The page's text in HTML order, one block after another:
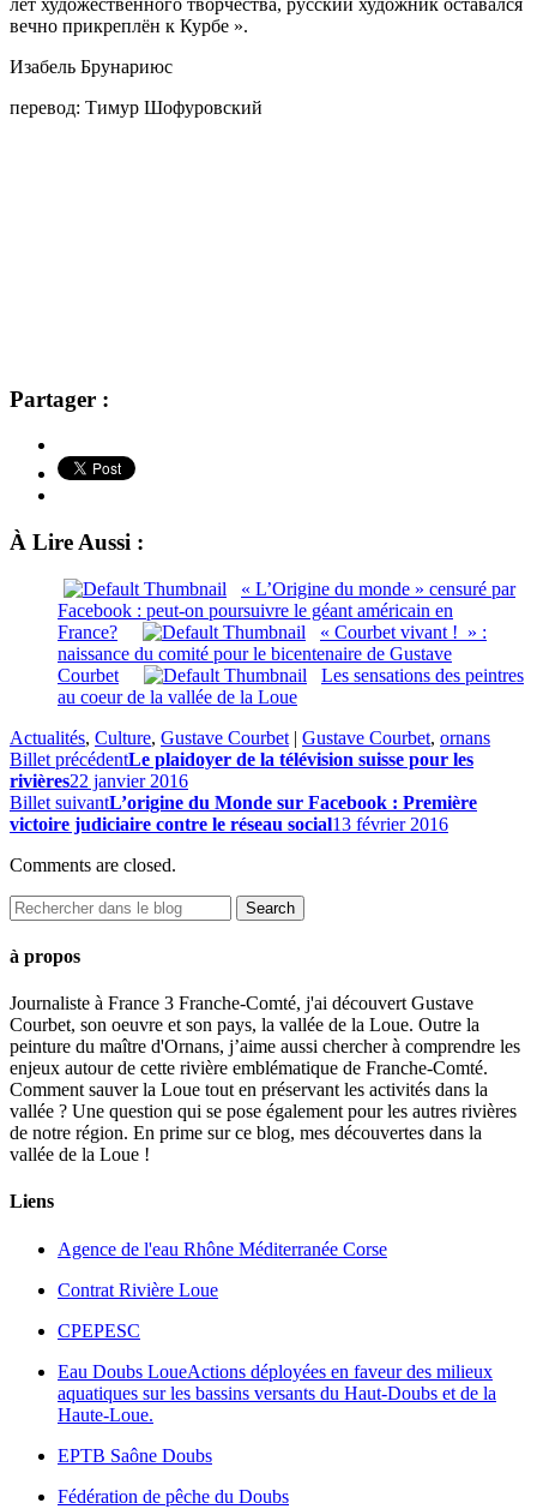
вечно прикреплён к Курбе ».
Изабель Брунариюс
перевод: Тимур Шофуровский
Partager :
À Lire Aussi :
« L’Origine du monde » censuré par
Facebook : peut-on poursuivre le géant américain en
France?
« Courbet vivant ! » :
naissance du comité pour le bicentenaire de Gustave
Courbet
Les sensations des peintres
au coeur de la vallée de la Loue
Actualités, Culture, Gustave Courbet | Gustave Courbet, ornans
Billet précédentLe plaidoyer de la télévision suisse pour les
rivières22 janvier 2016
Billet suivantL’origine du Monde sur Facebook : Première
victoire judiciaire contre le réseau social13 février 2016
Comments are closed.
à propos
Journaliste à France 3 Franche-Comté, j'ai découvert Gustave
Courbet, son oeuvre et son pays, la vallée de la Loue. Outre la
peinture du maître d'Ornans, j’aime aussi chercher à comprendre les
enjeux autour de cette rivière emblématique de Franche-Comté.
Comment sauver la Loue tout en préservant les activités dans la
vallée ? Une question qui se pose également pour les autres rivières
de notre région. En prime sur ce blog, mes découvertes dans la
vallée de la Loue !
Liens
Agence de l'eau Rhône Méditerranée Corse
Contrat Rivière Loue
CPEPESC
Eau Doubs LoueActions déployées en faveur des milieux
aquatiques sur les bassins versants du Haut-Doubs et de la
Haute-Loue.
EPTB Saône Doubs
Fédération de pêche du Doubs